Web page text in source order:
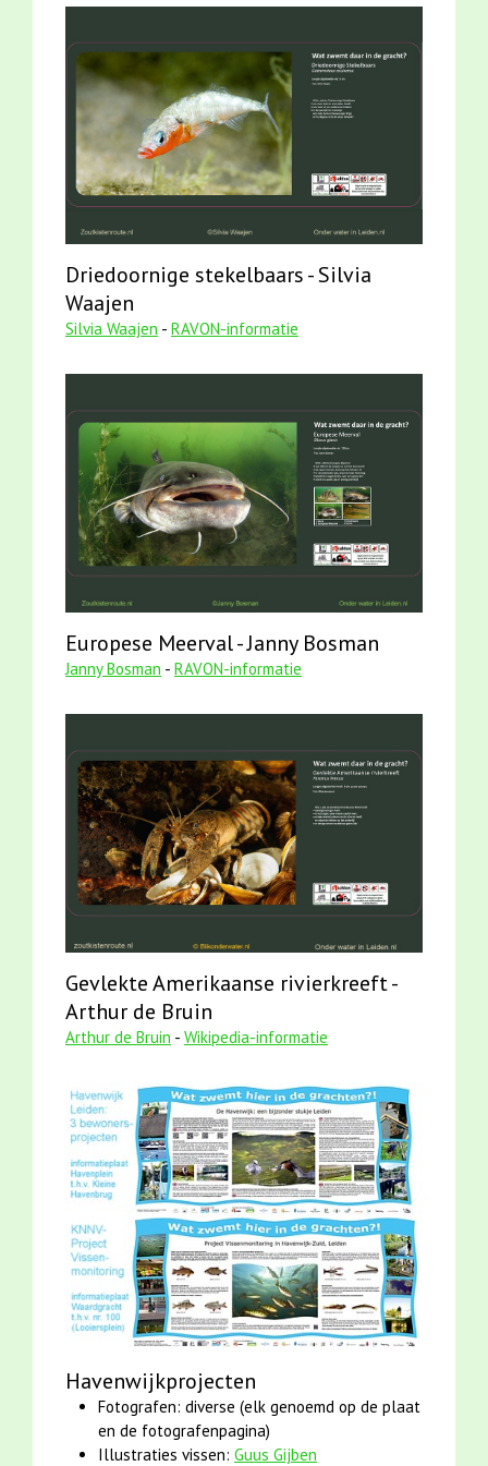
Driedoornige stekelbaars - Silvia
Waajen
Silvia Waajen - RAVON-informatie
Europese Meerval - Janny Bosman
Janny Bosman - RAVON-informatie
Gevlekte Amerikaanse rivierkreeft -
Arthur de Bruin
Arthur de Bruin - Wikipedia-informatie
Havenwijkprojecten
Fotografen: diverse (elk genoemd op de plaat
en de fotografenpagina)
Illustraties vissen: Guus Gijben